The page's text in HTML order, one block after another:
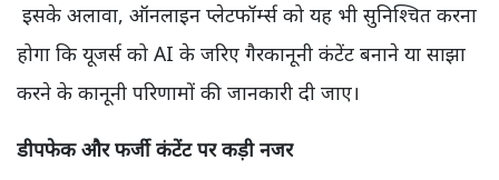
इसके अलावा, ऑनलाइन प्लेटफॉर्म्स को यह भी सुनिश्चित करना
होगा कि यूजर्स को AI के जरिए गैरकानूनी कंटेंट बनाने या साझा
करने के कानूनी परिणामों की जानकारी दी जाए।
डीपफेक और फर्जी कंटेंट पर कड़ी नजर